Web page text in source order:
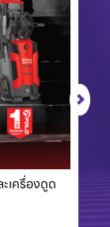
เครื่องดูด